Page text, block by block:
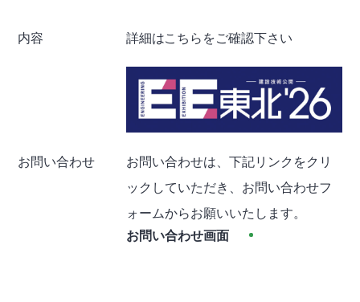
内容 詳細はこちらをご確認下さい
お問い合わせ
お問い合わせは、下記リンクをクリ
ックしていただき、お問い合わせフ
ォームからお願いいたします。
お問い合わせ画面